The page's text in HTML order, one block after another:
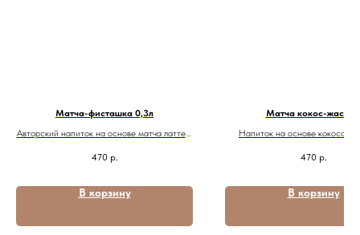
Матча-фисташка 0,3л
Авторский напиток на основе матча латте с
Украшается дробленой фисташкой.
фисташковым послевкусием.
470 р.
В корзину
Матча кокос-
Напиток на основе
470 р.
В корзину